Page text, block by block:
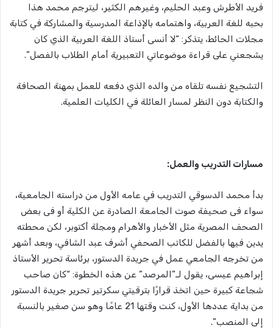
فريد الأطرش وعبد الحليم، وغيرهم الكثير، ليترجم محمد هذا
بحبه للغة العربية، واهتمامه بالإذاعة المدرسية والمشاركة في كتابة
مجلات الحائط، يتذكر: “لا أنسى أستاذ اللغة العربية الذي كان
يشجعني على قراءة موضوعاتي التعبيرية أمام الطلاب بالفصل”.
التشجيع نفسه تلقاه من والده الذي دفعه للعمل بمهنة الصحافة
والكتابة دون النظر لمسار العائلة في الكليات العلمية.
مسارات التدريب والعمل:
بدأ محمد الدسوقي التدريب في عامه الأول من دراسته الجامعية،
سواء فى صحيفة صوت الجامعة الصادرة عن الكلية أو فى بعض
الصحف المصرية مثل الأخبار والأهرام ومجلة أكتوبر، لكن محطته
يدين فيها بالفضل للكاتب الصحفي أشرف عبد الشافي، وبعد أشهر
من تخرجه الجامعي عمل في جريدة الدستور، برئاسة تحرير الأستاذ
إبراهيم عيسى، يقول لـ”المرصد” عن هذه الخطوة: “كان صاحب
شجاعة كبيرة حين اتخذ قرارًا بترقيتي سكرتير تحرير جريدة الدستور
من بداية عددها الأول، كنت وقتها 21 عامًا وهو سن صغير بالنسبة
إلى المنصب”.